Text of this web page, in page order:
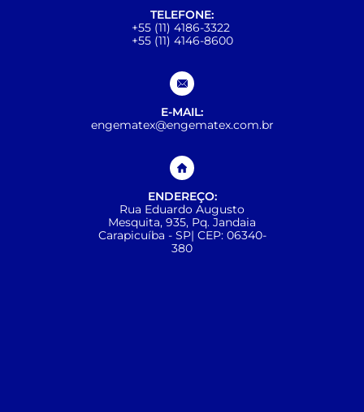
TELEFONE:
+55 (11) 4186-3322
+55 (11) 4146-8600
E-MAIL:
engematex@engematex.com.br
ENDEREÇO:
Rua Eduardo Augusto
Mesquita, 935, Pq. Jandaia
Carapicuíba - SP| CEP: 06340-
380